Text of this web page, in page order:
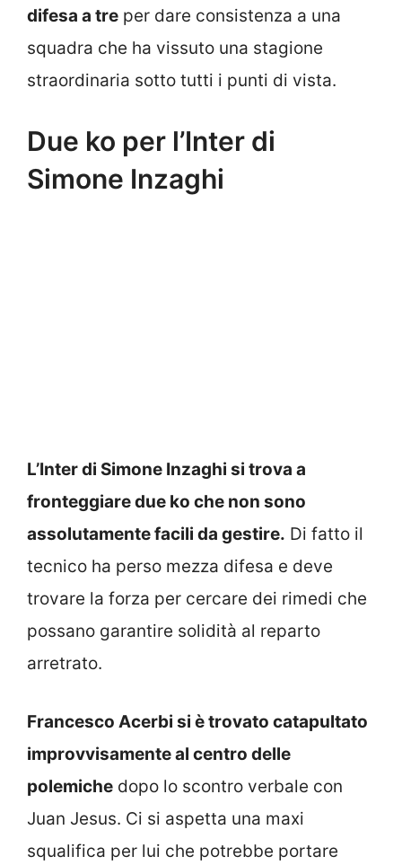
difesa a tre per dare consistenza a una
squadra che ha vissuto una stagione
straordinaria sotto tutti i punti di vista.
Due ko per l’Inter di
Simone Inzaghi
L’Inter di Simone Inzaghi si trova a
fronteggiare due ko che non sono
assolutamente facili da gestire. Di fatto il
tecnico ha perso mezza difesa e deve
trovare la forza per cercare dei rimedi che
possano garantire solidità al reparto
arretrato.
Francesco Acerbi si è trovato catapultato
improvvisamente al centro delle
polemiche dopo lo scontro verbale con
Juan Jesus. Ci si aspetta una maxi
squalifica per lui che potrebbe portare